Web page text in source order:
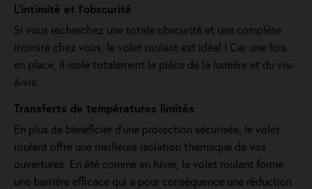
L’intimité et l’obscurité
Si vous recherchez une totale obscurité et une complète
intimité chez vous, le volet roulant est idéal ! Car une fois
en place, il isole totalement la pièce de la lumière et du vis-
à-vis.
Transferts de températures limités
En plus de bénéficier d'une protection sécurisée, le volet
roulant offre une meilleure isolation thermique de vos
ouvertures. En été comme en hiver, le volet roulant forme
une barrière efficace qui a pour conséquence une réduction